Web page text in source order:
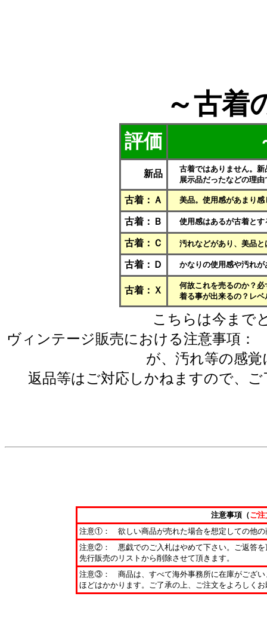
～古着
評価
新品
古着ではありません。新
展示品だったなどの理由
古着：Ａ 美品。使用感があまり感
古着：Ｂ 使用感はあるが古着と
古着：Ｃ 汚れなどがあり、美品と
古着：Ｄ かなりの使用感や汚れが
古着：Ｘ
何故これを売るのか？必
着る事が出来るの？レベ
こちらは今まで
ヴィンテージ販売における注意事項
が、汚れ等の感
返品等はご対応しかねますので、
注意事項（ご
注意①： 欲しい商品が売れた場合を想定しての他の
注意②： 悪戯でのご入札はやめて下さい。ご返答を
先行販売のリストから削除させて頂きます。
注意③： 商品は、すべて海外事務所に在庫がござい
ほどはかかります。ご了承の上、ご注文をよろしく